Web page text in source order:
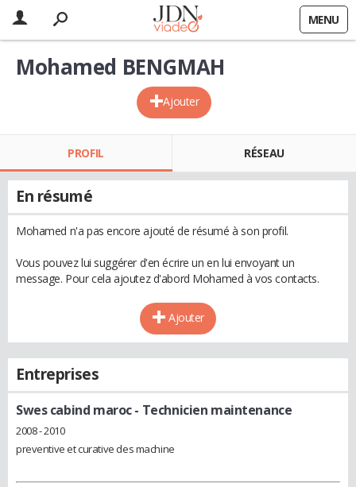
MENU
Ajouter
Mohamed BENGMAH
PROFIL RÉSEAU
En résumé
Mohamed n'a pas encore ajouté de résumé à son profil.
Vous pouvez lui suggérer d'en écrire un en lui envoyant un
message. Pour cela ajoutez d'abord Mohamed à vos contacts.
Ajouter
Entreprises
Swes cabind maroc- Technicien maintenance
2008 - 2010
preventive et curative des machine